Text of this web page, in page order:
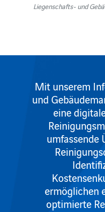
Liegenschafts- und
Mit unserem
und
eine
umfassende
ermöglichen
optimierte